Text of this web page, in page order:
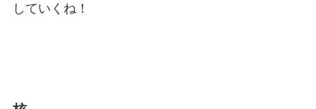
していくね！